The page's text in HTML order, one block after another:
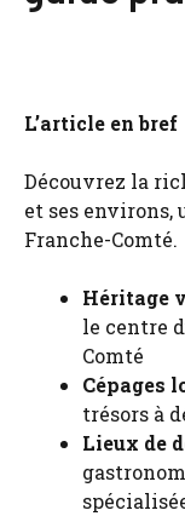
L’article en bref
Découvrez la
et ses
Franche-Comté.
Héritage
le centre
Comté
Cépages
trésors à
Lieux de